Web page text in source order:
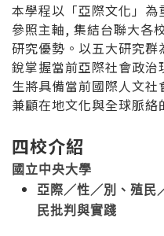
本學程以「亞際文化」
參照主軸, 集結台聯大各
研究優勢。以五大研究
銳掌握當前亞際社會政
生將具備當前國際人文
兼顧在地文化與全球脈絡
四校介紹
國立中央大學
亞際／性／別、殖民
民批判與實踐